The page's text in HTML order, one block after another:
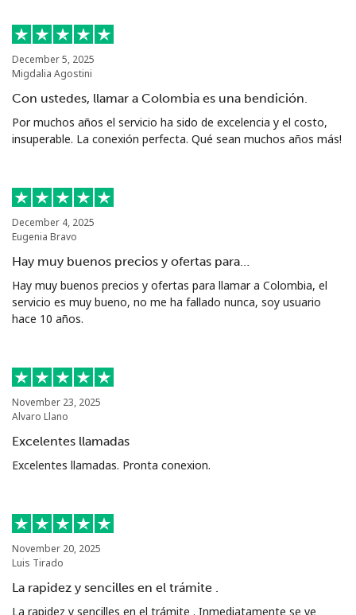
December 5, 2025
Migdalia Agostini
Con ustedes, llamar a Colombia es una bendición.
Por muchos años el servicio ha sido de excelencia y el costo,
insuperable. La conexión perfecta. Qué sean muchos años más!
December 4, 2025
Eugenia Bravo
Hay muy buenos precios y ofertas para…
Hay muy buenos precios y ofertas para llamar a Colombia, el
servicio es muy bueno, no me ha fallado nunca, soy usuario
hace 10 años.
November 23, 2025
Alvaro Llano
Excelentes llamadas
Excelentes llamadas. Pronta conexion.
November 20, 2025
Luis Tirado
La rapidez y sencilles en el trámite .
La rapidez y sencilles en el trámite . Inmediatamente se ve